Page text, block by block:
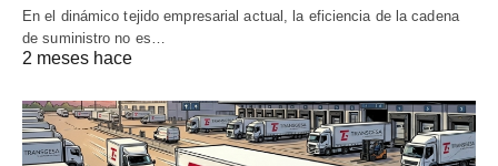
En el dinámico tejido empresarial actual, la eficiencia de la cadena
de suministro no es…
2 meses hace